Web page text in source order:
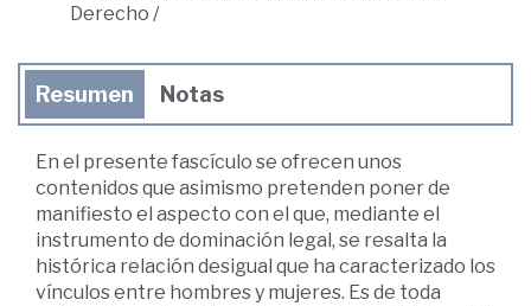
Derecho /
Resumen Notas
En el presente fascículo se ofrecen unos
contenidos que asimismo pretenden poner de
manifiesto el aspecto con el que, mediante el
instrumento de dominación legal, se resalta la
histórica relación desigual que ha caracterizado los
vínculos entre hombres y mujeres. Es de toda